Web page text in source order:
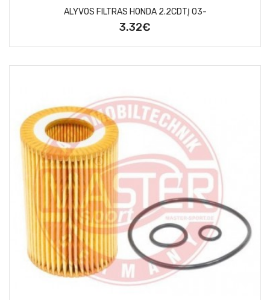
ALYVOS FILTRAS HONDA 2.2CDTĮ 03-
3.32€